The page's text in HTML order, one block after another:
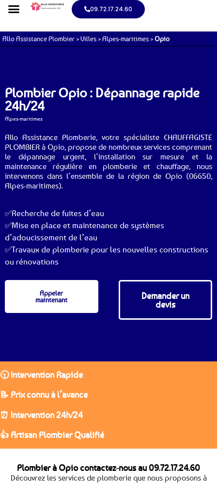
09.72.17.24.60
Allo Assistance Plombier >Villes >Alpes-maritimes >Opio
Plombier Opio : Dépannage rapide
24h/24
Alpes-maritimes
Allo Assistance Plomberie, votre spécialiste CHAUFFAGISTE
PLOMBIER à Opio, propose de nombreux services comprenant
le dépannage urgent, l’installation sur mesure et la
maintenance régulière en plomberie et chauffage, nous
intervenons dans l’ensemble de la région de Opio (06650,
Alpes-maritimes).
✅Recherche de fuites d’eau
✅Mise en place et maintenance de systèmes
d’adoucissement de l’eau
✅Travaux de plomberie pour les nouvelles constructions
ou rénovations
Appeler
maintenant
Demander un
devis
🕥 Intervention Rapide
📝 Prix connu à l’avance
⏰ Intervention 24h/24
👍 Artisan Plombier Qualifié
Plombier à Opio contactez-nous au 09.72.17.24.60
Découvrez les services de plomberie que nous proposons à